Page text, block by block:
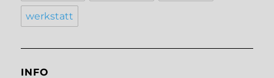
werkstatt
INFO